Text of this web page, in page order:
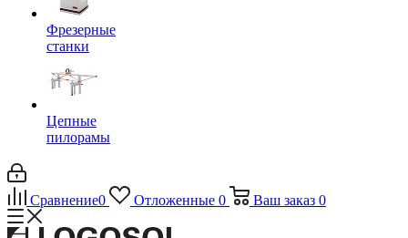
Фрезерные
станки
Цепные
пилорамы
Сравнение0 Отложенные 0 Ваш заказ 0